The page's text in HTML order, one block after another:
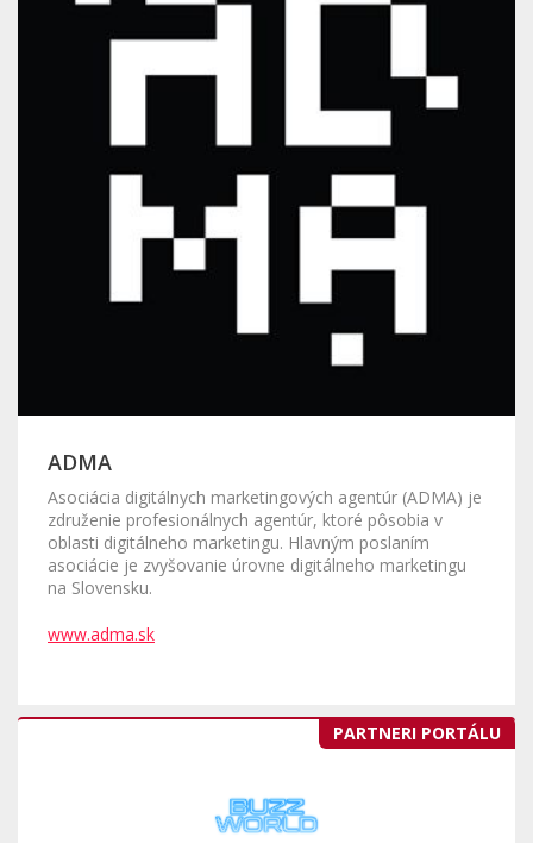
ADMA
Asociácia digitálnych marketingových agentúr (ADMA) je
združenie profesionálnych agentúr, ktoré pôsobia v
oblasti digitálneho marketingu. Hlavným poslaním
asociácie je zvyšovanie úrovne digitálneho marketingu
na Slovensku.
www.adma.sk
PARTNERI PORTÁLU